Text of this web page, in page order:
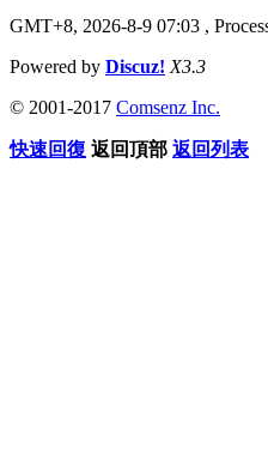
GMT+8, 2026-8-9 07:03 ,
Powered by Discuz! X3.3
© 2001-2017 Comsenz Inc.
快速回復 返回頂部 返回列表